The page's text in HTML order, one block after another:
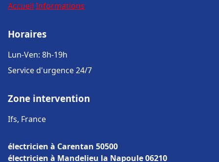
Accueil Informations
Horaires
Lun-Ven: 8h-19h
Service d'urgence 24/7
Zone intervention
Ifs, France
électricien à Carentan 50500
électricien à Mandelieu la Napoule 06210